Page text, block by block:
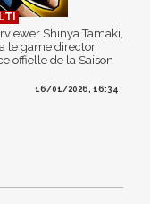
Shinya Tamaki,
le game director
offielle de la Saison
16/01/2026, 16:34